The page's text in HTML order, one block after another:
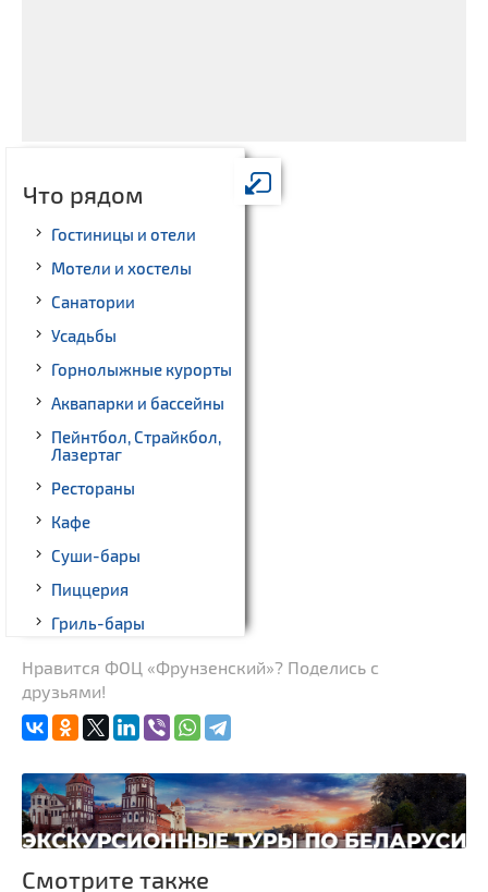
Что рядом
Гостиницы и отели
Мотели и хостелы
Санатории
Усадьбы
Горнолыжные курорты
Аквапарки и бассейны
Пейнтбол, Страйкбол,
Лазертаг
Рестораны
Кафе
Суши-бары
Пиццерия
Гриль-бары
Кинотеатры
Театры
Ночные клубы
Бильярд
Казино
универмаги
Нравится ФОЦ «Фрунзенский»? Поделись с
друзьями!
Смотрите также